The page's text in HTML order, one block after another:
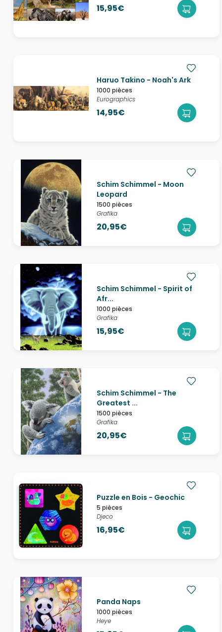
15,95€
Haruo Takino - Noah's Ark
1000 pièces
Eurographics
14,95€
Schim Schimmel - Moon
Leopard
1500 pièces
Grafika
20,95€
Schim Schimmel - Spirit of
Afr...
1000 pièces
Grafika
15,95€
Schim Schimmel - The
Greatest ...
1500 pièces
Grafika
20,95€
Puzzle en Bois - Geochic
5 pièces
Djeco
16,95€
Panda Naps
1000 pièces
Heye